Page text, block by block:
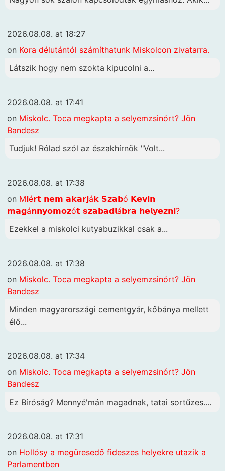
2026.08.08. at 18:27
on Kora délutántól számíthatunk Miskolcon zivatarra.
Látszik hogy nem szokta kipucolni a...
2026.08.08. at 17:41
on Miskolc. Toca megkapta a selyemzsinórt? Jön
Bandesz
Tudjuk! Rólad szól az északhírnök "Volt...
2026.08.08. at 17:38
on M𝗶é𝗿𝘁 𝗻𝗲𝗺 𝗮𝗸𝗮𝗿𝗷á𝗸 𝗦𝘇𝗮𝗯ó 𝗞𝗲𝘃𝗶𝗻
𝗺𝗮𝗴á𝗻𝗻𝘆𝗼𝗺𝗼𝘇ó𝘁 𝘀𝘇𝗮𝗯𝗮𝗱𝗹á𝗯𝗿𝗮 𝗵𝗲𝗹𝘆𝗲𝘇𝗻𝗶?
Ezekkel a miskolci kutyabuzikkal csak a...
2026.08.08. at 17:38
on Miskolc. Toca megkapta a selyemzsinórt? Jön
Bandesz
Minden magyarországi cementgyár, kőbánya mellett
élő...
2026.08.08. at 17:34
on Miskolc. Toca megkapta a selyemzsinórt? Jön
Bandesz
Ez Bíróság? Mennyé'mán magadnak, tatai sortűzes....
2026.08.08. at 17:31
on Hollósy a megüresedő fideszes helyekre utazik a
Parlamentben